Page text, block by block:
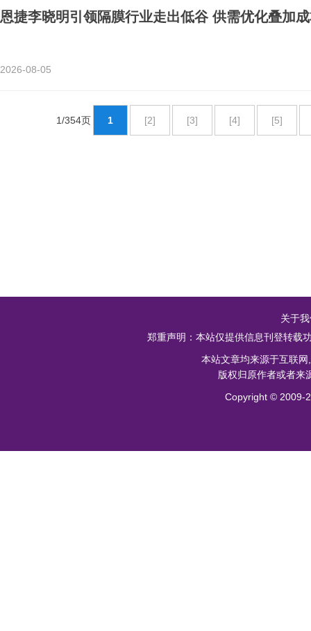
恩捷李晓明引领隔膜行业走出低谷 供需优化叠加
2026-08-05
1/354页 1 [2] [3] [4] [5]
关于
郑重声明：本站仅提供信息刊登转载
本站文章均来源于互联
版权归原作者或者来
Copyright © 2009-